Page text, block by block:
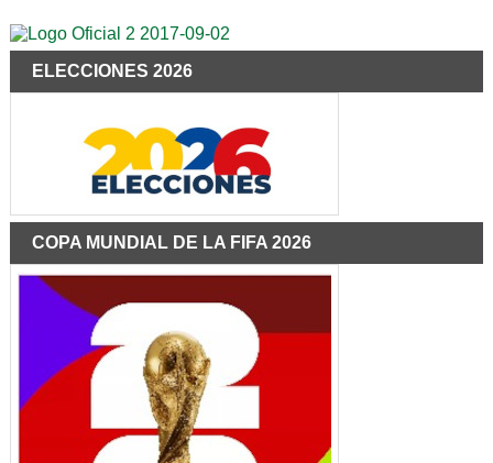
ELECCIONES 2026
COPA MUNDIAL DE LA FIFA 2026